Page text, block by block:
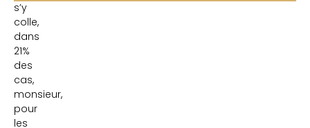
s’y
colle,
dans
21%
des
cas,
monsieur,
pour
les